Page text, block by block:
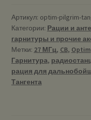
Артикул: optim-pilgrim-
Категории: Рации и
гарнитуры и прочие
Метки: 27 МГц, CB, Optim
Гарнитура,
рация для
Тангента